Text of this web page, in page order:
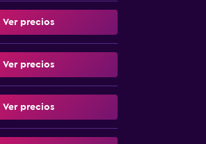
Ver precios
Ver precios
Ver precios